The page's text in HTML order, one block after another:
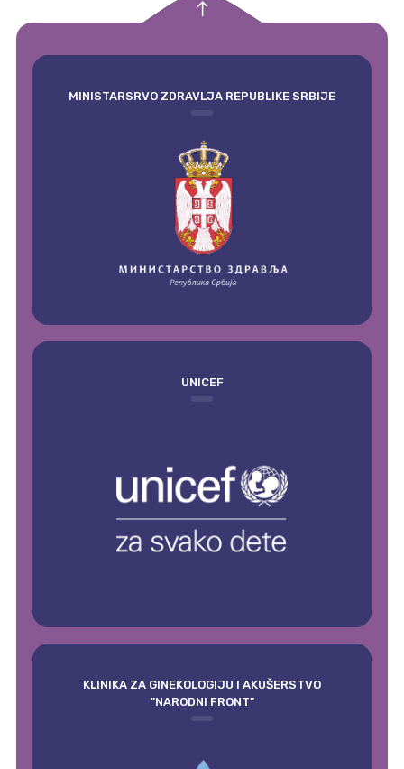
MINISTARSRVO ZDRAVLJA REPUBLIKE SRBIJE
UNICEF
KLINIKA ZA GINEKOLOGIJU I AKUŠERSTVO
"NARODNI FRONT"